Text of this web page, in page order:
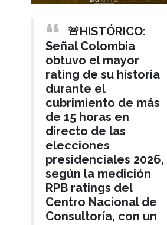
🚨HISTÓRICO:
Señal Colombia
obtuvo el mayor
rating de su historia
durante el
cubrimiento de más
de 15 horas en
directo de las
elecciones
presidenciales 2026,
según la medición
RPB ratings del
Centro Nacional de
Consultoría, con un